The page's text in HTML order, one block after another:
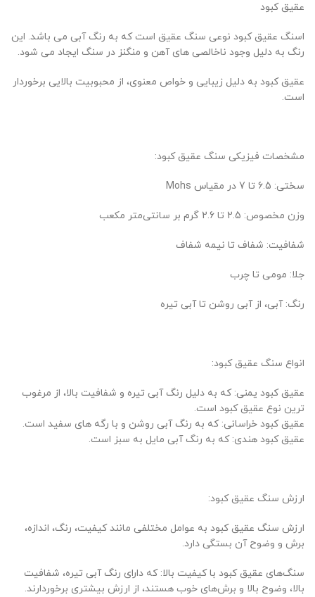
عقیق کبود
اسنگ عقیق کبود نوعی سنگ عقیق است که به رنگ آبی می باشد. این
رنگ به دلیل وجود ناخالصی های آهن و منگنز در سنگ ایجاد می شود.
عقیق کبود به دلیل زیبایی و خواص معنوی، از محبوبیت بالایی برخوردار
است.
مشخصات فیزیکی سنگ عقیق کبود:
سختی: 6.5 تا 7 در مقیاس Mohs
وزن مخصوص: 2.5 تا 2.6 گرم بر سانتی‌متر مکعب
شفافیت: شفاف تا نیمه شفاف
جلا: مومی تا چرب
رنگ: آبی، از آبی روشن تا آبی تیره
انواع سنگ عقیق کبود:
عقیق کبود یمنی: که به دلیل رنگ آبی تیره و شفافیت بالا، از مرغوب
ترین نوع عقیق کبود است.
عقیق کبود خراسانی: که به رنگ آبی روشن و با رگه های سفید است.
عقیق کبود هندی: که به رنگ آبی مایل به سبز است.
ارزش سنگ عقیق کبود:
ارزش سنگ عقیق کبود به عوامل مختلفی مانند کیفیت، رنگ، اندازه،
برش و وضوح آن بستگی دارد.
سنگ‌های عقیق کبود با کیفیت بالا: که دارای رنگ آبی تیره، شفافیت
بالا، وضوح بالا و برش‌های خوب هستند، از ارزش بیشتری برخوردارند.